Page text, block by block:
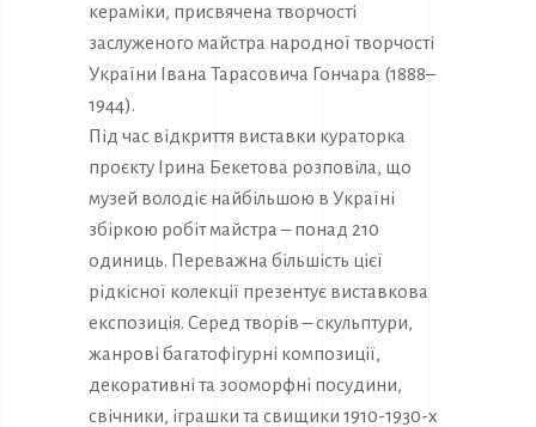
кераміки, присвячена творчості
заслуженого майстра народної творчості
України Івана Тарасовича Гончара (1888–
1944).
Під час відкриття виставки кураторка
проєкту Ірина Бекетова розповіла, що
музей володіє найбільшою в Україні
збіркою робіт майстра – понад 210
одиниць. Переважна більшість цієї
рідкісної колекції презентує виставкова
експозиція. Серед творів – скульптури,
жанрові багатофігурні композиції,
декоративні та зооморфні посудини,
свічники, іграшки та свищики 1910-1930-х